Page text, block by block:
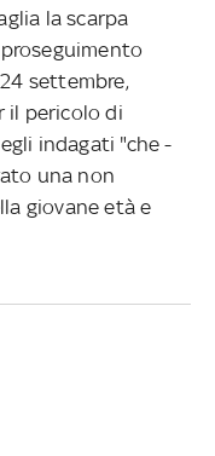
la scarpa
settembre,
il pericolo di
indagati "che -
una non
giovane età e